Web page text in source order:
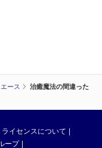
ース
治癒魔法の間違った
ライセンスについて
ープ